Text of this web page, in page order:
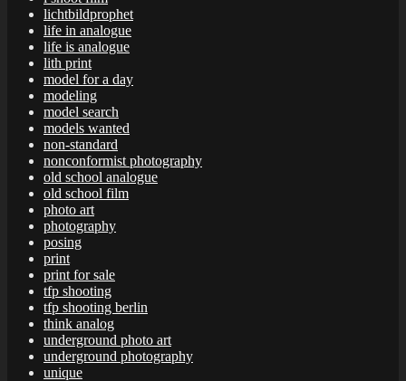
lichtbildprophet
life in analogue
life is analogue
lith print
model for a day
modeling
model search
models wanted
non-standard
nonconformist photography
old school analogue
old school film
photo art
photography
posing
print
print for sale
tfp shooting
tfp shooting berlin
think analog
underground photo art
underground photography
unique